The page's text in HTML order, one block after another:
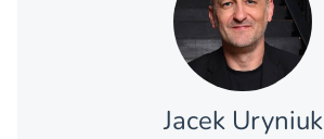
Jacek Uryniuk